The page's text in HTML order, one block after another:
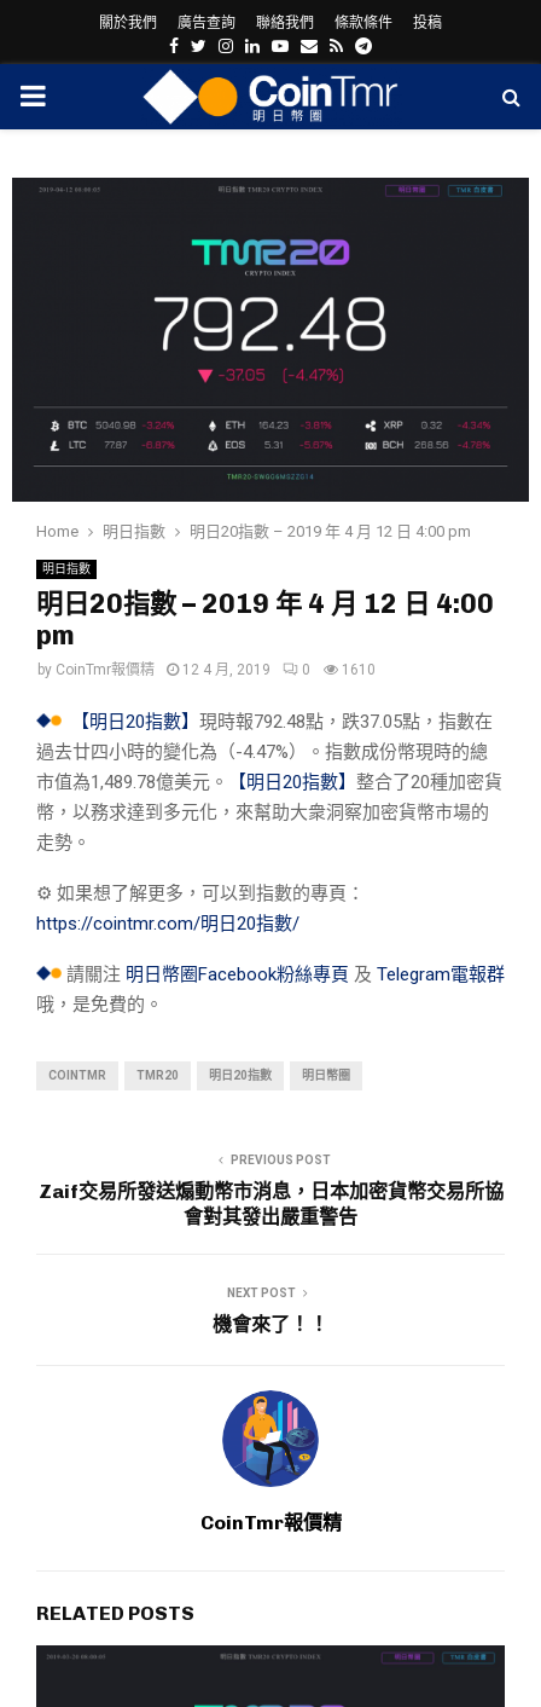
關於我們 廣告查詢 聯絡我們 條款條件 投稿
Facebook
Twitter
Instagram
LinkedinYoutube
Email
RssTelegram
PRIMARY
Home 明日指數 明日20指數 – 2019 年 4 月 12 日 4:00 pm
明日指數
明日20指數 – 2019 年 4 月 12 日 4:00
pm
by CoinTmr報價精 12 4 月, 2019 0 1610
【明日20指數】 現時報792.48點，跌37.05點，指數在
過去廿四小時的變化為（-4.47%）。指數成份幣現時的總
市值為1,489.78億美元。
【明日20指數】 整合了20種加密貨
幣，以務求達到多元化，來幫助大衆洞察加密貨幣市場的
走勢。
⚙︎ 如果想了解更多，可以到指數的專頁：
https://cointmr.com/明日20指數/
請關注 明日幣圈Facebook粉絲專頁 及 Telegram電報群
哦，是免費的。
COINTMR TMR20 明日20指數 明日幣圈
PREVIOUS POST
Zaif交易所發送煽動幣市消息，日本加密貨幣交易所協
會對其發出嚴重警告
NEXT POST
機會來了！！
CoinTmr報價精
RELATED POSTS